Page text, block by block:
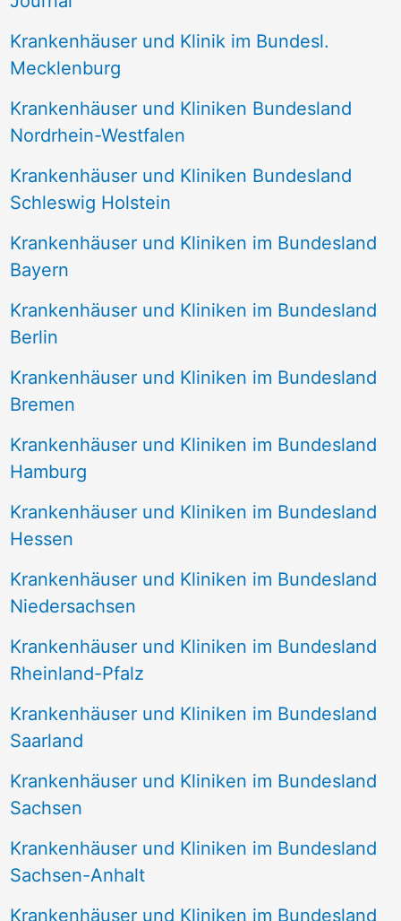
c
:
Krankenhäuser und Klinik im Bundesl.
Mecklenburg
Krankenhäuser und Kliniken Bundesland
Nordrhein-Westfalen
Krankenhäuser und Kliniken Bundesland
Schleswig Holstein
Krankenhäuser und Kliniken im Bundesland
Bayern
Krankenhäuser und Kliniken im Bundesland
Berlin
Krankenhäuser und Kliniken im Bundesland
Bremen
Krankenhäuser und Kliniken im Bundesland
Hamburg
Krankenhäuser und Kliniken im Bundesland
Hessen
Krankenhäuser und Kliniken im Bundesland
Niedersachsen
Krankenhäuser und Kliniken im Bundesland
Rheinland-Pfalz
Krankenhäuser und Kliniken im Bundesland
Saarland
Krankenhäuser und Kliniken im Bundesland
Sachsen
Krankenhäuser und Kliniken im Bundesland
Sachsen-Anhalt
Krankenhäuser und Kliniken im Bundesland